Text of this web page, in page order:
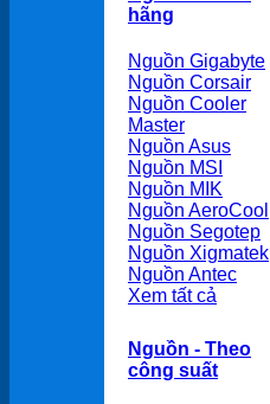
hãng
Nguồn Gigabyte
Nguồn Corsair
Nguồn Cooler
Master
Nguồn Asus
Nguồn MSI
Nguồn MIK
Nguồn AeroCool
Nguồn Segotep
Nguồn Xigmatek
Nguồn Antec
Xem tất cả
Nguồn - Theo
công suất